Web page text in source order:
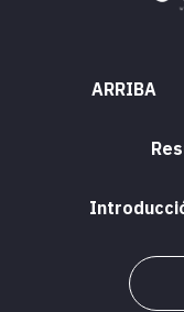
ARRIBA